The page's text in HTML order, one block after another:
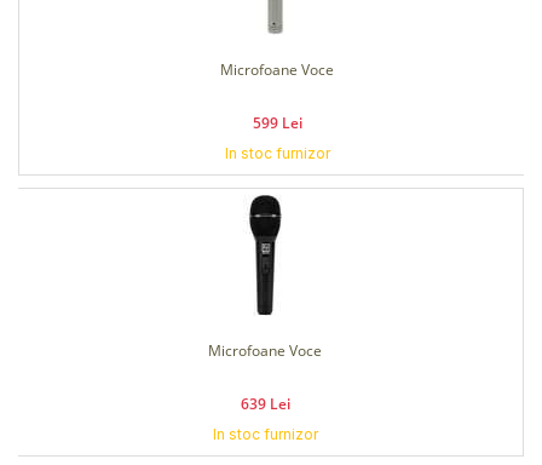
Microfoane Voce
599 Lei
In stoc furnizor
Microfoane Voce
639 Lei
In stoc furnizor